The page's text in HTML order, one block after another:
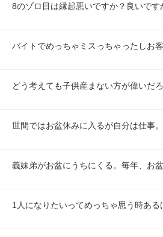
8のゾロ目は縁起悪いですか？良いです
バイトでめっちゃミスっちゃったしお
どう考えても子供産まない方が偉いだ
世間ではお盆休みに入るが自分は仕事
義妹弟がお盆にうちにくる。毎年、お
1人になりたいってめっちゃ思う時あ